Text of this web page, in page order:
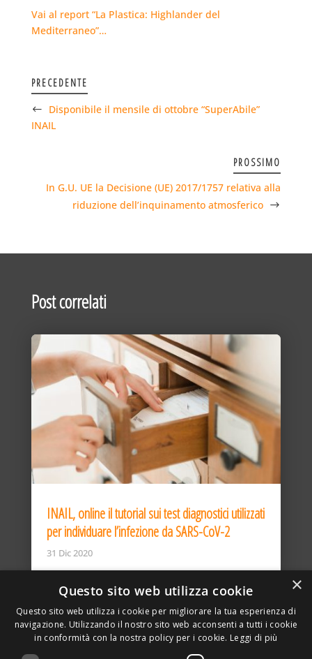
Vai al report “La Plastica: Highlander del
Mediterraneo”…
PRECEDENTE
Disponibile il mensile di ottobre “SuperAbile”
INAIL
PROSSIMO
In G.U. UE la Decisione (UE) 2017/1757 relativa alla
riduzione dell’inquinamento atmosferico
Post correlati
INAIL, online il tutorial sui test diagnostici utilizzati
per individuare l’infezione da SARS-CoV-2
31 Dic 2020
×
Questo sito web utilizza cookie
Questo sito web utilizza i cookie per migliorare la tua esperienza di
navigazione. Utilizzando il nostro sito web acconsenti a tutti i cookie
in conformità con la nostra policy per i cookie. Leggi di più